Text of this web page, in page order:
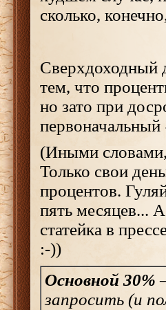
сколько,
Сверхдоходный
тем, что
но зато при
первоначальный
(Иными
Только свои
процентов.
пять месяцев...
статейка в
:-))
Основной 30%
запросить (и